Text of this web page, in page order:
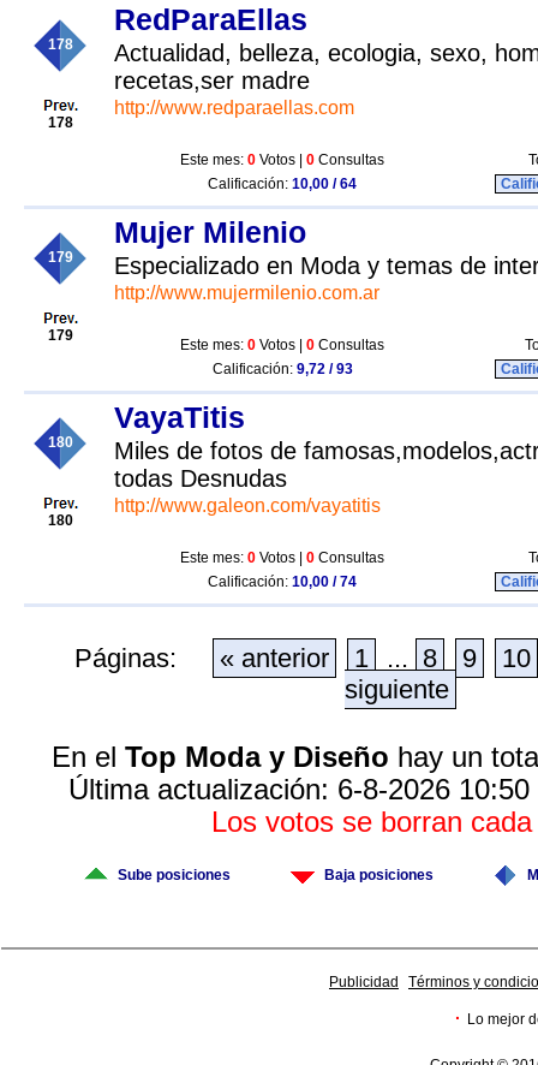
178
178
RedParaEllas
Actualidad, belleza, ecologia, sexo,
recetas,ser madre
http://www.redparaellas.com
Este mes: 0 Votos | 0 Consultas
Calificación: 10,00 / 64
179
179
Mujer Milenio
Especializado en Moda y temas de
http://www.mujermilenio.com.ar
Este mes: 0 Votos | 0 Consultas
Calificación: 9,72 / 93
180
180
VayaTitis
Miles de fotos de
todas Desnudas
http://www.galeon.com/vayatitis
Este mes: 0 Votos | 0 Consultas
Calificación: 10,00 / 74
Páginas: « anterior 1 ... 8 9
10
siguiente
En el Top Moda y Diseño hay un
Última actualización: 6-8-2026
Los votos se borran
Sube posiciones Baja posiciones
Publicidad Términos y
· Lo mejor